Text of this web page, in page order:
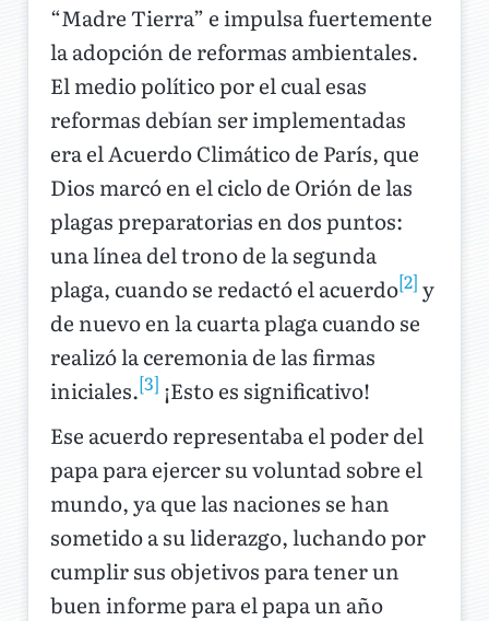
“Madre Tierra” e impulsa fuertemente
la adopción de reformas ambientales.
El medio político por el cual esas
reformas debían ser implementadas
era el Acuerdo Climático de París, que
Dios marcó en el ciclo de Orión de las
plagas preparatorias en dos puntos:
una línea del trono de la segunda
plaga, cuando se redactó el acuerdo[2] y
de nuevo en la cuarta plaga cuando se
realizó la ceremonia de las firmas
iniciales.[3] ¡Esto es significativo!
Ese acuerdo representaba el poder del
papa para ejercer su voluntad sobre el
mundo, ya que las naciones se han
sometido a su liderazgo, luchando por
cumplir sus objetivos para tener un
buen informe para el papa un año